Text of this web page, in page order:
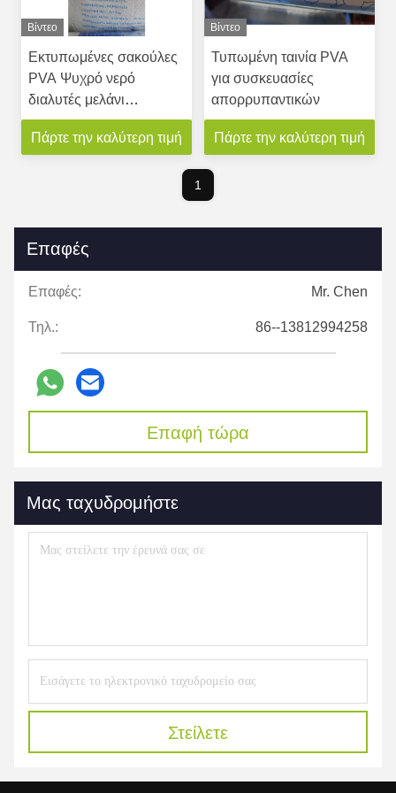
Βίντεο
Εκτυπωμένες σακούλες
PVA Ψυχρό νερό
διαλυτές μελάνι
Επεξεργασμένη
επιφάνεια
Πάρτε την καλύτερη τιμή
Βίντεο
Τυπωμένη ταινία PVA
για συσκευασίες
απορρυπαντικών
Πάρτε την καλύτερη τιμή
1
Επαφές
Επαφές: Mr. Chen
Τηλ.: 86--13812994258
Επαφή τώρα
Μας ταχυδρομήστε
Στείλετε